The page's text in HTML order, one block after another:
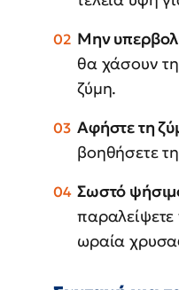
Μην
θα χάσουν
ζύμη.
Αφήστε τη
βοηθήσετε
Σωστό
ωραία